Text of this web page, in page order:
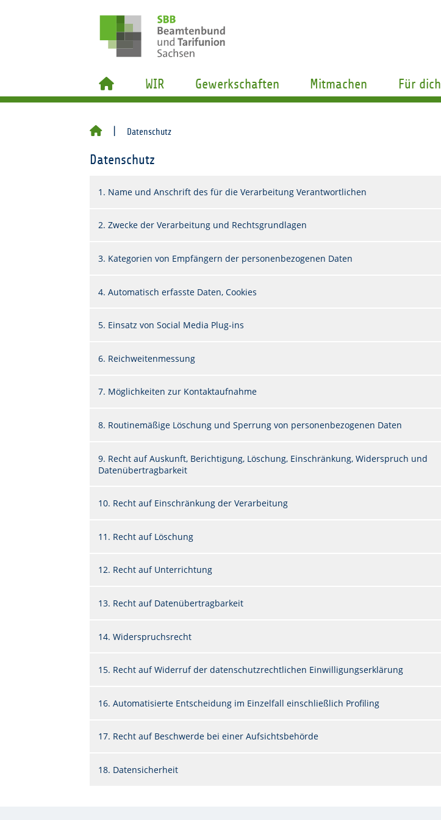
WIR Gewerkschaften Mitmachen Für dich
Datenschutz
Datenschutz
1. Name und Anschrift des für die Verarbeitung Verantwortlichen
2. Zwecke der Verarbeitung und Rechtsgrundlagen
3. Kategorien von Empfängern der personenbezogenen Daten
4. Automatisch erfasste Daten, Cookies
5. Einsatz von Social Media Plug-ins
6. Reichweitenmessung
7. Möglichkeiten zur Kontaktaufnahme
8. Routinemäßige Löschung und Sperrung von personenbezogenen Daten
9. Recht auf Auskunft, Berichtigung, Löschung, Einschränkung, Widerspruch und
Datenübertragbarkeit
10. Recht auf Einschränkung der Verarbeitung
11. Recht auf Löschung
12. Recht auf Unterrichtung
13. Recht auf Datenübertragbarkeit
14. Widerspruchsrecht
15. Recht auf Widerruf der datenschutzrechtlichen Einwilligungserklärung
16. Automatisierte Entscheidung im Einzelfall einschließlich Profiling
17. Recht auf Beschwerde bei einer Aufsichtsbehörde
18. Datensicherheit